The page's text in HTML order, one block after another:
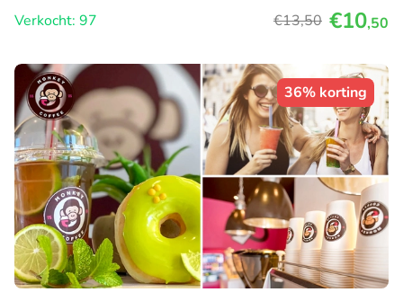
Verkocht: 97
€13,50 €10,50
36% korting